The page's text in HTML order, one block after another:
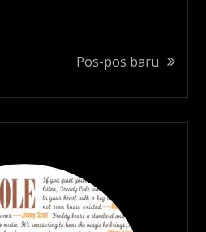
Pos-pos baru